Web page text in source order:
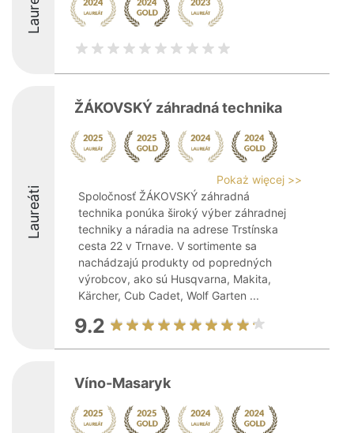
Laureáti
ŽÁKOVSKÝ záhradná technika
Pokaż więcej >>
Spoločnosť ŽÁKOVSKÝ záhradná
technika ponúka široký výber záhradnej
techniky a náradia na adrese Trstínska
cesta 22 v Trnave. V sortimente sa
nachádzajú produkty od popredných
výrobcov, ako sú Husqvarna, Makita,
Kärcher, Cub Cadet, Wolf Garten ...
9.2
Víno-Masaryk